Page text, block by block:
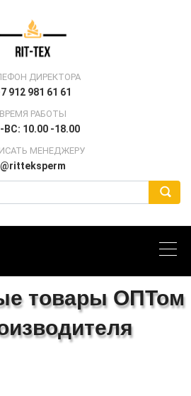
ДИРЕКТОРА
912 981 61 61
ВРЕМЯ РАБОТЫ
ВС: 10.00 -18.00
МЕНЕДЖЕРУ
@ritteksperm
товары ОПТом